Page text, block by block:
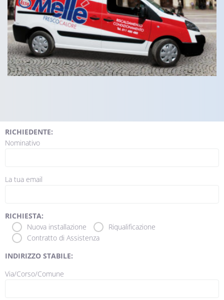
RICHIEDENTE:
Nominativo
La tua email
RICHIESTA:
Nuova installazione
Riqualificazione
Contratto di Assistenza
INDIRIZZO STABILE:
Via/Corso/Comune